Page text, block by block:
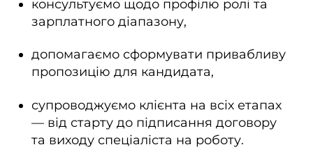
консультуємо щодо профілю ролі та
зарплатного діапазону,
допомагаємо сформувати привабливу
пропозицію для кандидата,
супроводжуємо клієнта на всіх етапах
— від старту до підписання договору
та виходу спеціаліста на роботу.